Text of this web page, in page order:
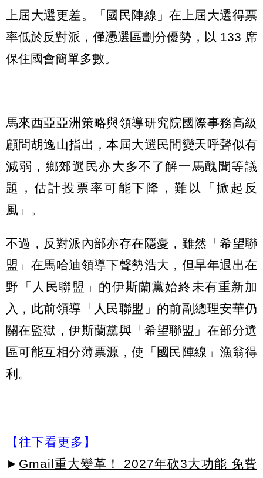
上屆大選更差。「國民陣線」在上屆大選得票
率低於反對派，僅憑選區劃分優勢，以 133 席
保住國會簡單多數。
馬來西亞亞洲策略與領導研究院國際事務高級
顧問胡逸山指出，本屆大選民間變天呼聲似有
減弱，鄉郊選民亦大多不了解一馬醜聞等議
題，估計投票率可能下降，難以「掀起反
風」。
不過，反對派內部亦存在隱憂，雖然「希望聯
盟」在馬哈迪領導下聲勢浩大，但早年退出在
野「人民聯盟」的伊斯蘭黨始終未有重新加
入，此前領導「人民聯盟」的前副總理安華仍
關在監獄，伊斯蘭黨與「希望聯盟」在部分選
區可能互相分薄票源，使「國民陣線」漁翁得
利。
【往下看更多】
► Gmail重大變革！ 2027年砍3大功能 免費